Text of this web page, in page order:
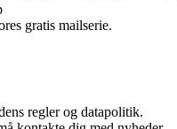
gratis mailserie.
regler og datapolitik.